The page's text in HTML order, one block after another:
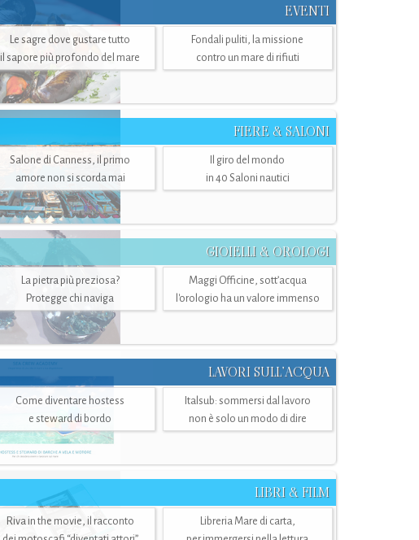
EVENTI
Le sagre dove gustare tutto
il sapore più profondo del mare
Fondali puliti, la missione
contro un mare di rifiuti
FIERE & SALONI
Salone di Canness, il primo
amore non si scorda mai
Il giro del mondo
in 40 Saloni nautici
GIOIELLI & OROLOGI
La pietra più preziosa?
Protegge chi naviga
Maggi Officine, sott’acqua
l'orologio ha un valore immenso
LAVORI SULL’ACQUA
Come diventare hostess
e steward di bordo
Italsub: sommersi dal lavoro
non è solo un modo di dire
LIBRI & FILM
Riva in the movie, il racconto
Libreria Mare di carta,